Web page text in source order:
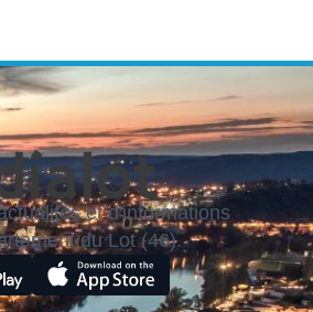
et d'informations
du Lot (46).